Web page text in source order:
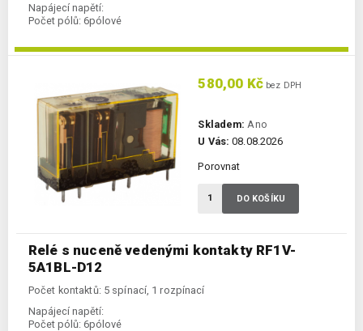
Napájecí napětí:
Počet pólů: 6pólové
Relé s nuceně vedenými kontakty RF1V-
5A1BL-D12
Počet kontaktů: 5 spínací, 1 rozpínací
Napájecí napětí:
Počet pólů: 6pólové
580,00 Kč bez DPH
Skladem: Ano
U Vás: 08.08.2026
Porovnat
DO KOŠÍKU